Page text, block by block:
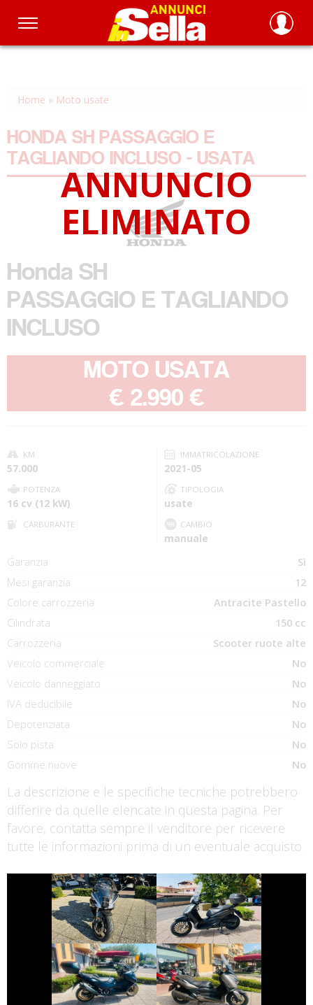
Salta
principale
Home » Moto usate
HONDA SH PASSAGGIO E
TAGLIANDO INCLUSO - USATA
Honda SH
PASSAGGIO E TAGLIANDO
INCLUSO
MOTO USATA
€ 2.990 €
KM
57.000
IMMATRICOLAZIONE
2021-05
POTENZA
16 cv (12 kW)
TIPOLOGIA
usate
CARBURANTE CAMBIO
manuale
Garanzia
Sì
Mesi garanzia
12
Colore carrozzeria
Antracite Pastello
Cilindrata
150 cc
Carrozzeria
Scooter ruote alte
Veicolo commerciale
No
Veicolo danneggiato
No
IVA deducibile
No
Depotenziata
No
Solo pista
No
Gomme nuove
No
La descrizione e le specifiche tecniche potrebbero
differire da quelle elencate in questa pagina. Per
favore, contatta sempre il venditore per ricevere
tutte le informazioni prima di un eventuale acquisto.
BENELLI
TORNADO
PIAGGIO
BEVERLY
YAMAHA TMAX
€ 10.890 €
YAMAHA XMAX
€ 3.290 €
€ 7.490 € € 1.650 €